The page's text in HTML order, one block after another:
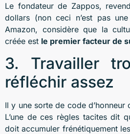
Le fondateur de Zappos,
dollars (non ceci n’est pas
Amazon, considère que la
créée est le premier facteur de
3. Travailler
réfléchir assez
Il y une sorte de code d’honneur
L’une de ces règles tacites dit
doit accumuler frénétiquement